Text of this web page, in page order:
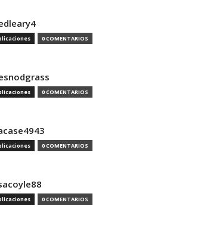
0 COMENTARIOS
0 COMENTARIOS
0 COMENTARIOS
0 COMENTARIOS